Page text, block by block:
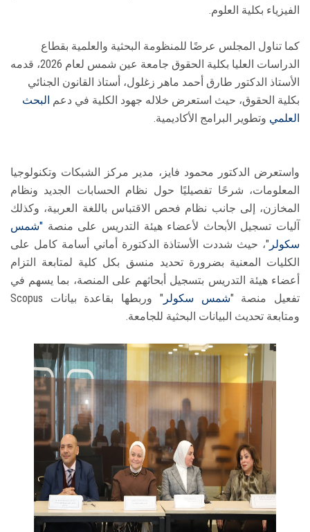
الفيزياء بكلية العلوم.
كما تناول المجلس عرضًا للمنظومة البحثية والعلمية بقطاع
الدراسات العليا بكلية الحقوق جامعة عين شمس لعام 2026، قدمه
الأستاذ الدكتور طارق أحمد ماهر زغلول، أستاذ القانون الجنائي
بكلية الحقوق، حيث استعرض خلاله جهود الكلية في دعم البحث
العلمي وتطوير البرامج الأكاديمية.
واستعرض الدكتور محمود فايز، مدير مركز الشبكات وتكنولوجيا
المعلومات، شرحًا تفصيليًا حول نظام الحسابات الجديد ونظام
المخازن، إلى جانب نظام فحص الاقتباس باللغة العربية، وكذلك
آليات تسجيل الأبحاث لأعضاء هيئة التدريس على منصة "شمس
سكولر "، حيث شددت الأستاذة الدكتورة أماني أسامة كامل على
الكليات المعنية بضرورة تحديد منسق بكل كلية لمتابعة التزام
أعضاء هيئة التدريس بتسجيل أبحاثهم على المنصة، بما يسهم في
تفعيل منصة "شمس سكولر
" وربطها بقاعدة بيانات Scopus
ومتابعة تحديث البيانات البحثية للجامعة.